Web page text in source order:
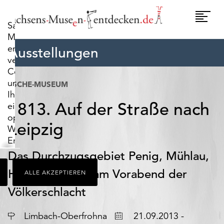
Sachsens-
Museen-
entdecken.de
verwendet
Cookies,
um
Ihnen
ein
optimales
Webseiten-
Erlebnis
zu
bieten.
Dazu
zählen
Cookies,
die
für
ALLE AKZEPTIEREN
Ausstellungen
ESCHE-MUSEUM
1813. Auf der Straße nach
Leipzig
Das Durchzugsgebiet Penig, Mühlau,
Hartmannsdorf am Vorabend der
Völkerschlacht
Ort Limbach-Oberfrohna Datum21.09.2013 -